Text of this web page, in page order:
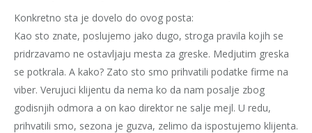
Konkretno sta je dovelo do ovog posta:
Kao sto znate, poslujemo jako dugo, stroga pravila kojih se
pridrzavamo ne ostavljaju mesta za greske. Medjutim greska
se potkrala. A kako? Zato sto smo prihvatili podatke firme na
viber. Verujuci klijentu da nema ko da nam posalje zbog
godisnjih odmora a on kao direktor ne salje mejl. U redu,
prihvatili smo, sezona je guzva, zelimo da ispostujemo klijenta.